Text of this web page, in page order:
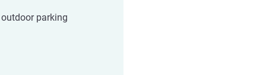
parking